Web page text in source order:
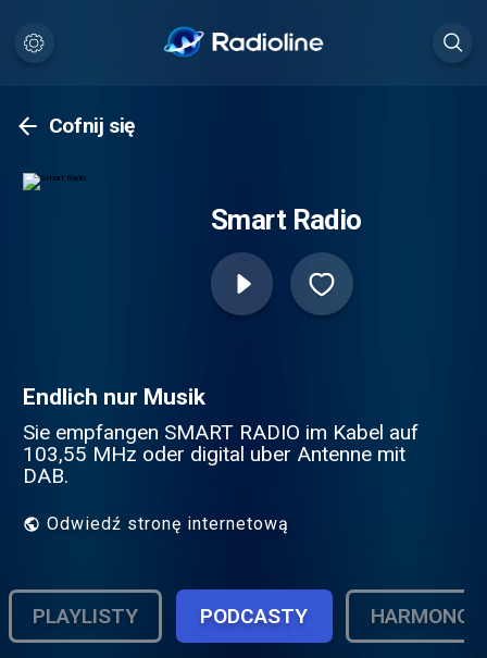
Cofnij się
Smart Radio
Endlich nur Musik
Sie empfangen SMART RADIO im Kabel auf
103,55 MHz oder digital uber Antenne mit
DAB.
Odwiedź stronę internetową
PLAYLISTY PODCASTY